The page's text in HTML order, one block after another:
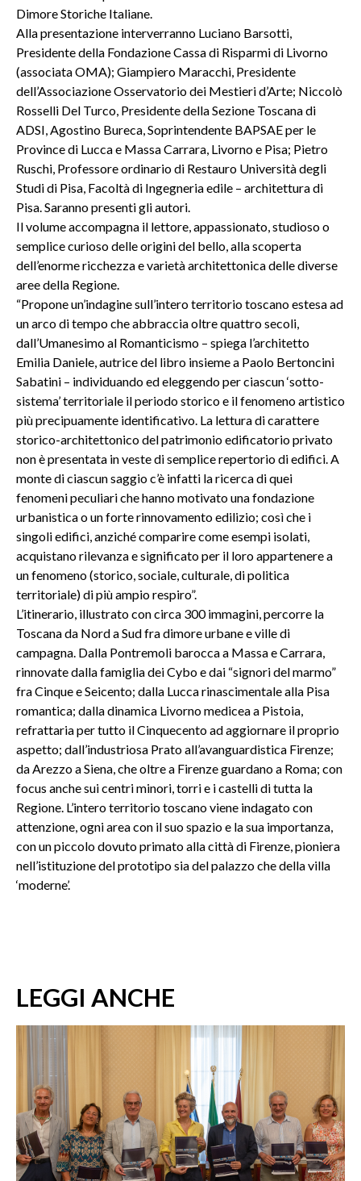
Dimore Storiche Italiane.
Alla presentazione interverranno Luciano Barsotti,
Presidente della Fondazione Cassa di Risparmi di Livorno
(associata OMA); Giampiero Maracchi, Presidente
dell’Associazione Osservatorio dei Mestieri d’Arte; Niccolò
Rosselli Del Turco, Presidente della Sezione Toscana di
ADSI, Agostino Bureca, Soprintendente BAPSAE per le
Province di Lucca e Massa Carrara, Livorno e Pisa; Pietro
Ruschi, Professore ordinario di Restauro Università degli
Studi di Pisa, Facoltà di Ingegneria edile – architettura di
Pisa. Saranno presenti gli autori.
Il volume accompagna il lettore, appassionato, studioso o
semplice curioso delle origini del bello, alla scoperta
dell’enorme ricchezza e varietà architettonica delle diverse
aree della Regione.
“Propone un’indagine sull’intero territorio toscano estesa ad
un arco di tempo che abbraccia oltre quattro secoli,
dall’Umanesimo al Romanticismo – spiega l’architetto
Emilia Daniele, autrice del libro insieme a Paolo Bertoncini
Sabatini – individuando ed eleggendo per ciascun ‘sotto-
sistema’ territoriale il periodo storico e il fenomeno artistico
più precipuamente identificativo. La lettura di carattere
storico-architettonico del patrimonio edificatorio privato
non è presentata in veste di semplice repertorio di edifici. A
monte di ciascun saggio c’è infatti la ricerca di quei
fenomeni peculiari che hanno motivato una fondazione
urbanistica o un forte rinnovamento edilizio; così che i
singoli edifici, anziché comparire come esempi isolati,
acquistano rilevanza e significato per il loro appartenere a
un fenomeno (storico, sociale, culturale, di politica
territoriale) di più ampio respiro”.
L’itinerario, illustrato con circa 300 immagini, percorre la
Toscana da Nord a Sud fra dimore urbane e ville di
campagna. Dalla Pontremoli barocca a Massa e Carrara,
rinnovate dalla famiglia dei Cybo e dai “signori del marmo”
fra Cinque e Seicento; dalla Lucca rinascimentale alla Pisa
romantica; dalla dinamica Livorno medicea a Pistoia,
refrattaria per tutto il Cinquecento ad aggiornare il proprio
aspetto; dall’industriosa Prato all’avanguardistica Firenze;
da Arezzo a Siena, che oltre a Firenze guardano a Roma; con
focus anche sui centri minori, torri e i castelli di tutta la
Regione. L’intero territorio toscano viene indagato con
attenzione, ogni area con il suo spazio e la sua importanza,
con un piccolo dovuto primato alla città di Firenze, pioniera
nell’istituzione del prototipo sia del palazzo che della villa
‘moderne’.
LEGGI ANCHE